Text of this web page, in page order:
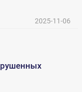
2025-11-06